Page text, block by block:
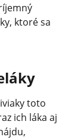
ktoré sa
toto
ich láka aj